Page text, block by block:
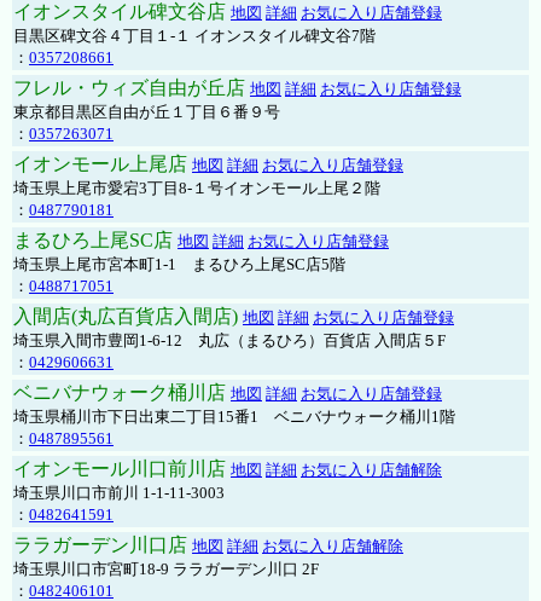
イオンスタイル碑文谷店 地図 詳細 お気に入り店舗登録
目黒区碑文谷４丁目１-１ イオンスタイル碑文谷7階
： 0357208661
フレル・ウィズ自由が丘店 地図 詳細 お気に入り店舗登録
東京都目黒区自由が丘１丁目６番９号
： 0357263071
イオンモール上尾店 地図 詳細 お気に入り店舗登録
埼玉県上尾市愛宕3丁目8-１号イオンモール上尾２階
： 0487790181
まるひろ上尾SC店 地図 詳細 お気に入り店舗登録
埼玉県上尾市宮本町1-1 まるひろ上尾SC店5階
： 0488717051
入間店(丸広百貨店入間店) 地図 詳細 お気に入り店舗登録
埼玉県入間市豊岡1-6-12 丸広（まるひろ）百貨店 入間店５F
： 0429606631
ベニバナウォーク桶川店 地図 詳細 お気に入り店舗登録
埼玉県桶川市下日出東二丁目15番1 ベニバナウォーク桶川1階
： 0487895561
イオンモール川口前川店 地図 詳細 お気に入り店舗解除
埼玉県川口市前川 1-1-11-3003
： 0482641591
ララガーデン川口店 地図 詳細 お気に入り店舗解除
埼玉県川口市宮町18-9 ララガーデン川口 2F
： 0482406101